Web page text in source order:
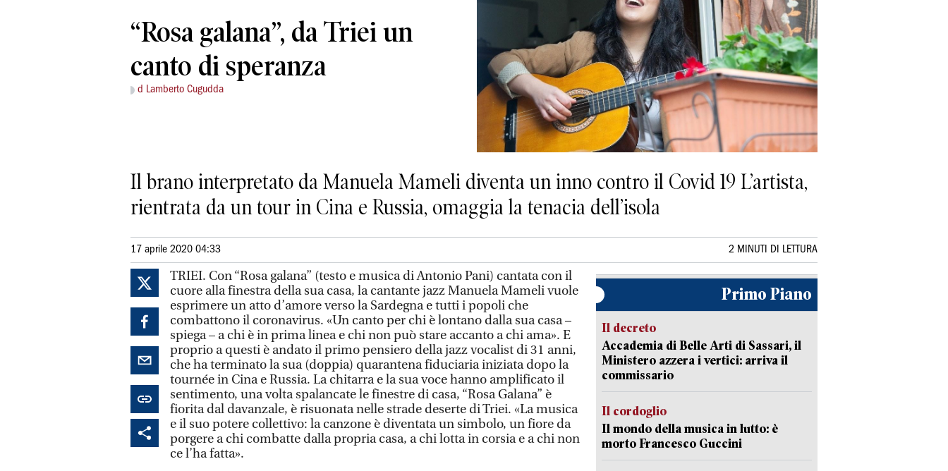
“Rosa galana”, da Triei un
canto di speranza
d Lamberto Cugudda
Il brano interpretato da Manuela Mameli diventa un inno contro il Covid 19 L’artista,
rientrata da un tour in Cina e Russia, omaggia la tenacia dell’isola
17 aprile 2020 04:33 2 MINUTI DI LETTURA
TRIEI. Con “Rosa galana” (testo e musica di Antonio Pani) cantata con il
cuore alla finestra della sua casa, la cantante jazz Manuela Mameli vuole
esprimere un atto d’amore verso la Sardegna e tutti i popoli che
combattono il coronavirus. «Un canto per chi è lontano dalla sua casa –
spiega – a chi è in prima linea e chi non può stare accanto a chi ama». E
proprio a questi è andato il primo pensiero della jazz vocalist di 31 anni,
che ha terminato la sua (doppia) quarantena fiduciaria iniziata dopo la
tournée in Cina e Russia. La chitarra e la sua voce hanno amplificato il
sentimento, una volta spalancate le finestre di casa, “Rosa Galana” è
fiorita dal davanzale, è risuonata nelle strade deserte di Triei. «La musica
e il suo potere collettivo: la canzone è diventata un simbolo, un fiore da
porgere a chi combatte dalla propria casa, a chi lotta in corsia e a chi non
ce l’ha fatta».
Primo Piano
Il decreto
Accademia di Belle Arti di Sassari, il
Ministero azzera i vertici: arriva il
commissario
Il cordoglio
Il mondo della musica in lutto: è
morto Francesco Guccini